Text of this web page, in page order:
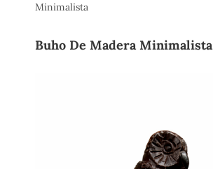
Minimalista
Buho De Madera Minimalista